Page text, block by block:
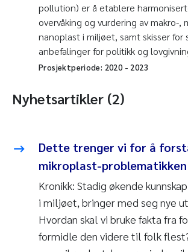
pollution) er å etablere
overvåking og vurdering av makro-,
nanoplast i miljøet, samt skisser for
anbefalinger for politikk og
Prosjektperiode: 2020- 2023
Nyhetsartikler (2)
Dette trenger vi for å
mikroplast-
Kronikk: Stadig økende
i miljøet, bringer med seg nye
Hvordan skal vi bruke fakta fra
formidle den videre til folk